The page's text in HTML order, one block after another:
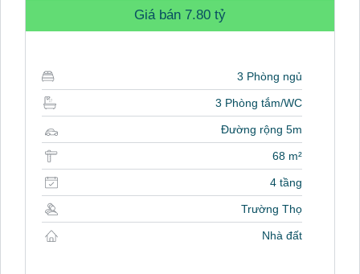
Giá bán 7.80 tỷ
3 Phòng ngủ
3 Phòng tắm/WC
Đường rộng 5m
68 m²
4 tầng
Trường Thọ
Nhà đất